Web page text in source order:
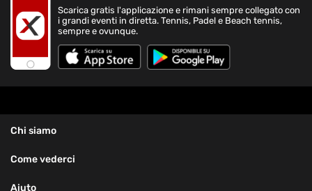
Scarica gratis l'applicazione e rimani sempre collegato con
i grandi eventi in diretta. Tennis, Padel e Beach tennis,
sempre e ovunque.
Chi siamo
Come vederci
Aiuto